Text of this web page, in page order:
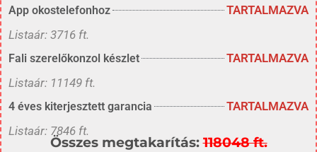
App okostelefonhoz
TARTALMAZVA
Listaár: 3716 ft.
Fali szerelőkonzol készlet
TARTALMAZVA
Listaár: 11149 ft.
4 éves kiterjesztett garancia
TARTALMAZVA
Listaár: 7846 ft.
Összes megtakarítás:118048 ft.